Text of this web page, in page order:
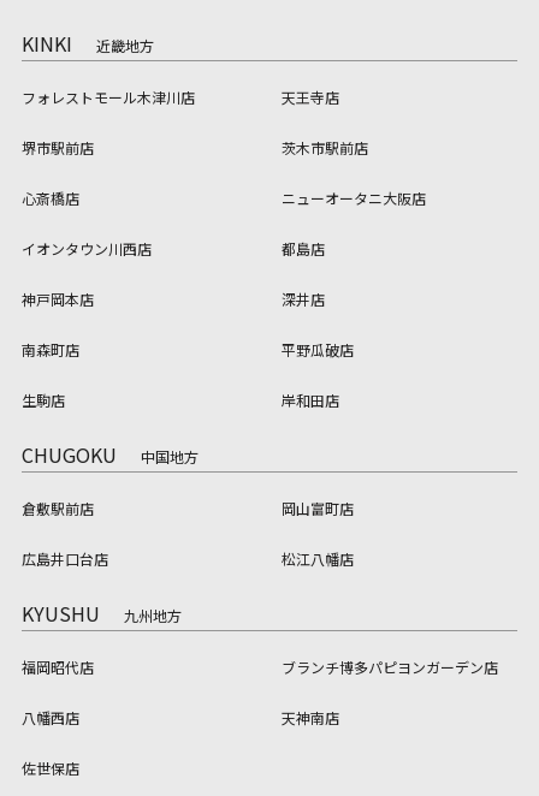
KINKI 近畿地方
フォレストモール木津川店 天王寺店
堺市駅前店 茨木市駅前店
心斎橋店 ニューオータニ大阪店
イオンタウン川西店 都島店
神戸岡本店 深井店
南森町店 平野瓜破店
生駒店 岸和田店
CHUGOKU 中国地方
倉敷駅前店 岡山富町店
広島井口台店 松江八幡店
KYUSHU 九州地方
福岡昭代店 ブランチ博多パピヨンガーデン店
八幡西店 天神南店
佐世保店